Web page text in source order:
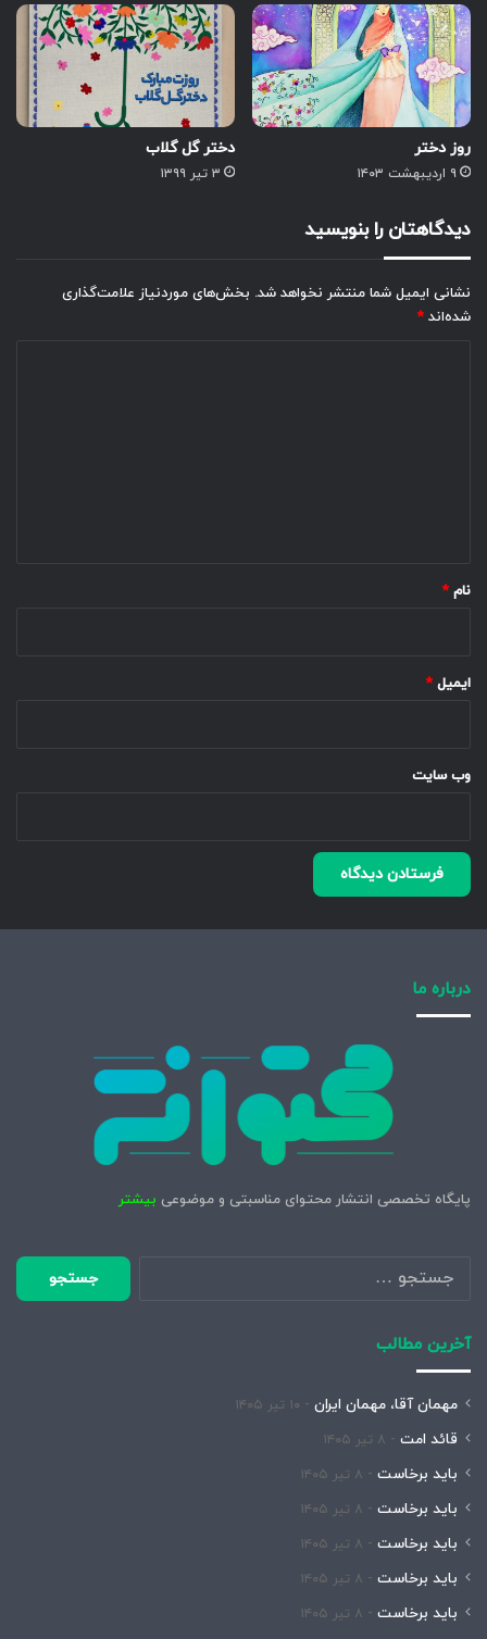
روز دختر
۹ اردیبهشت ۱۴۰۳
دختر گل گلاب
۳ تیر ۱۳۹۹
دیدگاهتان را بنویسید
نشانی ایمیل شما منتشر نخواهد شد. بخش‌های موردنیاز علامت‌گذاری
شده‌اند *
نام *
ایمیل *
وب‌ سایت
درباره ما
پایگاه تخصصی انتشار محتوای مناسبتی و موضوعی بیشتر
جستجو
برای:
آخرین مطالب
مهمان آقا، مهمان ایران ۱۰ تیر ۱۴۰۵
قائد امت ۸ تیر ۱۴۰۵
باید برخاست ۸ تیر ۱۴۰۵
باید برخاست ۸ تیر ۱۴۰۵
باید برخاست ۸ تیر ۱۴۰۵
باید برخاست ۸ تیر ۱۴۰۵
باید برخاست ۸ تیر ۱۴۰۵